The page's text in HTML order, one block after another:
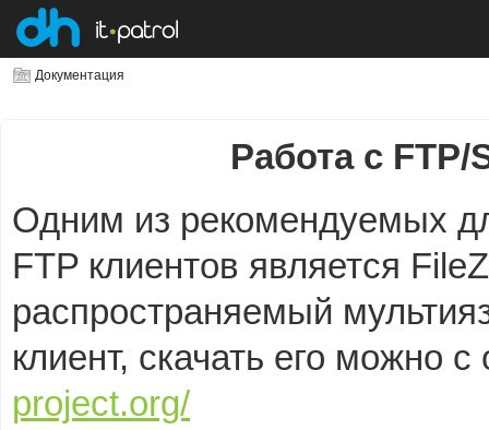
Документация
Работа с
Одним из рекомендуемых
FTP клиентов является
распространяемый
клиент, скачать его можно
project.org/